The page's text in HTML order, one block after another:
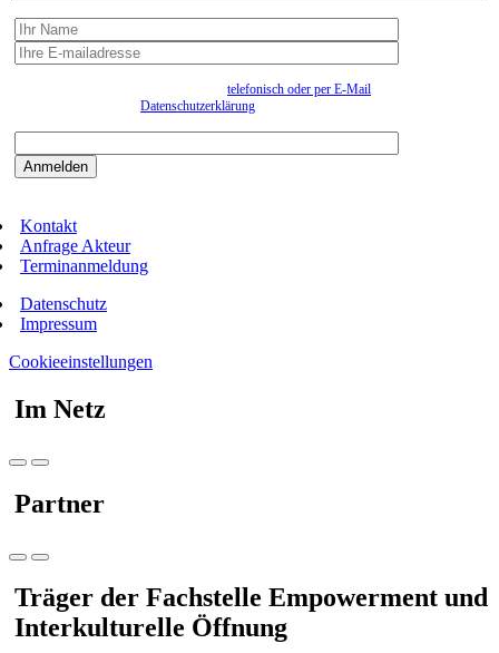
telefonisch oder per E-Mail
Datenschutzerklärung
Kontakt
Anfrage Akteur
Terminanmeldung
Datenschutz
Impressum
Cookieeinstellungen
Im Netz
Partner
Träger der Fachstelle Empowerment und
Interkulturelle Öffnung